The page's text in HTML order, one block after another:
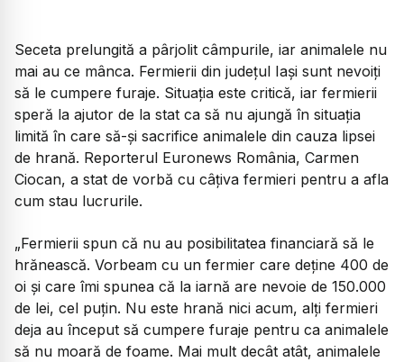
Seceta prelungită a pârjolit câmpurile, iar animalele nu
mai au ce mânca. Fermierii din județul Iași sunt nevoiți
să le cumpere furaje. Situația este critică, iar fermierii
speră la ajutor de la stat ca să nu ajungă în situația
limită în care să-și sacrifice animalele din cauza lipsei
de hrană. Reporterul Euronews România, Carmen
Ciocan, a stat de vorbă cu câțiva fermieri pentru a afla
cum stau lucrurile.
„Fermierii spun că nu au posibilitatea financiară să le
hrănească. Vorbeam cu un fermier care deține 400 de
oi și care îmi spunea că la iarnă are nevoie de 150.000
de lei, cel puțin. Nu este hrană nici acum, alți fermieri
deja au început să cumpere furaje pentru ca animalele
să nu moară de foame. Mai mult decât atât, animalele